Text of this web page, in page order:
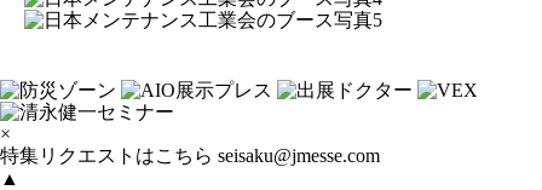
×
特集リクエストはこちら seisaku@jmesse.com
▲